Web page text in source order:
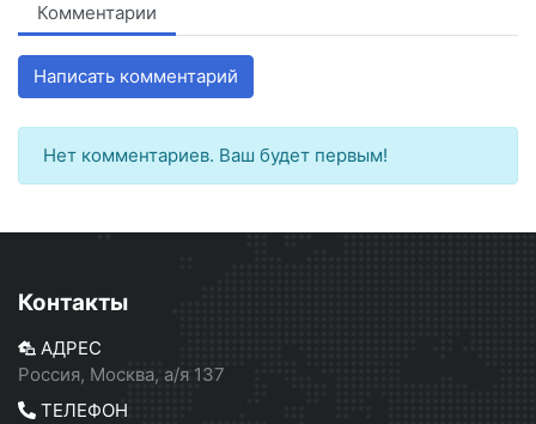
Комментарии
Написать комментарий
Нет комментариев. Ваш будет первым!
Контакты
АДРЕС
Россия, Москва, а/я 137
ТЕЛЕФОН